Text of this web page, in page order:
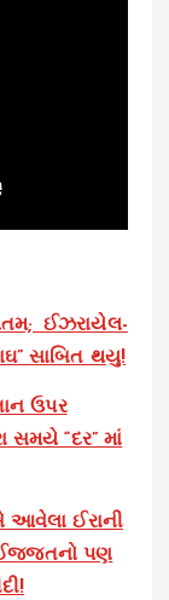
ઈઝરાયેલ-
સાબિત થયુ!
ઉપર
સમયે “દર” માં
આવેલા ઈરાની
ઈજ્જતનો પણ